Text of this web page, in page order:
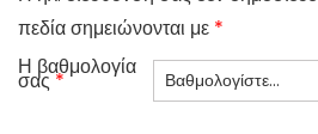
πεδία σημειώνονται με *
Η βαθμολογία
σας*